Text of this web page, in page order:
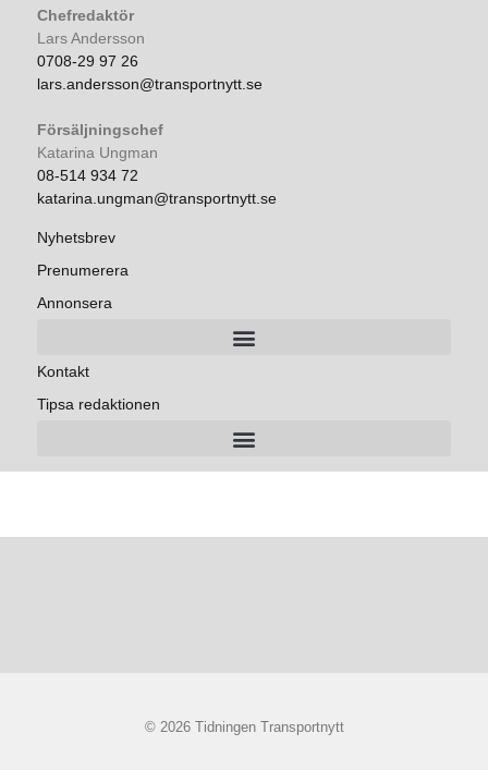
Chefredaktör
Lars Andersson
0708-29 97 26
lars.andersson@transportnytt.se
Försäljningschef
Katarina Ungman
08-514 934 72
katarina.ungman@transportnytt.se
Nyhetsbrev
Prenumerera
Annonsera
Kontakt
Tipsa redaktionen
© 2026 Tidningen Transportnytt